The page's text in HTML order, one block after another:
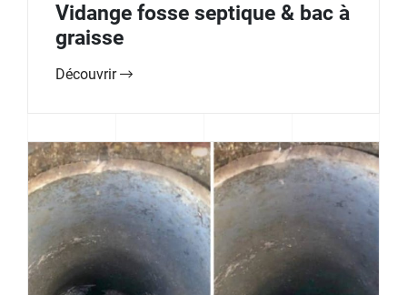
Vidange fosse septique & bac à
graisse
Découvrir